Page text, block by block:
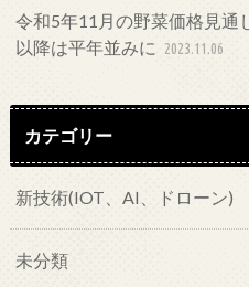
令和5年11月の野菜価格見通
以降は平年並みに
2023.11.06
カテゴリー
新技術(IOT、AI、ドローン)
未分類